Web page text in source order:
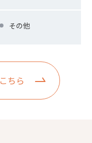
その他
ちら